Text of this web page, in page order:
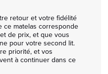
retour et votre fidélité
ce matelas corresponde
de prix, et que vous
pour votre second lit.
priorité, et vos
à continuer dans ce